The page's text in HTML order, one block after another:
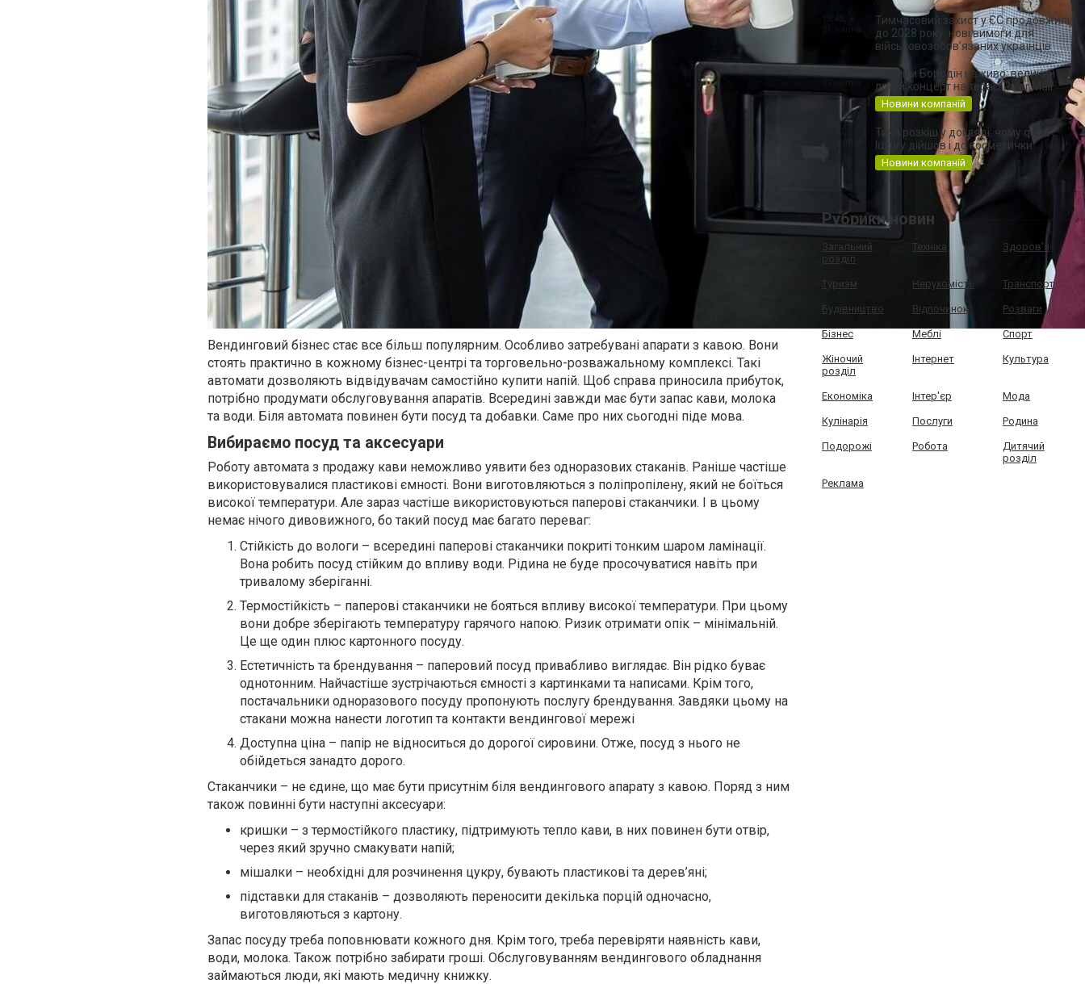
Вендинговий бізнес стає все більш популярним. Особливо затребувані апарати з кавою. Вони
стоять практично в кожному бізнес-центрі та торговельно-розважальному комплексі. Такі
автомати дозволяють відвідувачам самостійно купити напій. Щоб справа приносила прибуток,
потрібно продумати обслуговування апаратів. Всередині завжди має бути запас кави, молока
та води. Біля автомата повинен бути посуд та добавки. Саме про них сьогодні піде мова.
Вибираємо посуд та аксесуари
Роботу автомата з продажу кави неможливо уявити без одноразових стаканів. Раніше частіше
використовувалися пластикові ємності. Вони виготовляються з поліпропілену, який не боїться
високої температури. Але зараз частіше використовуються паперові стаканчики. І в цьому
немає нічого дивовижного, бо такий посуд має багато переваг:
Стійкість до вологи – всередині паперові стаканчики покриті тонким шаром ламінації.
Вона робить посуд стійким до впливу води. Рідина не буде просочуватися навіть при
тривалому зберіганні.
Термостійкість – паперові стаканчики не бояться впливу високої температури. При цьому
вони добре зберігають температуру гарячого напою. Ризик отримати опік – мінімальній.
Це ще один плюс картонного посуду.
Естетичність та брендування – паперовий посуд привабливо виглядає. Він рідко буває
однотонним. Найчастіше зустрічаються ємності з картинками та написами. Крім того,
постачальники одноразового посуду пропонують послугу брендування. Завдяки цьому на
стакани можна нанести логотип та контакти вендингової мережі
Доступна ціна – папір не відноситься до дорогої сировини. Отже, посуд з нього не
обійдеться занадто дорого.
Стаканчики – не єдине, що має бути присутнім біля вендингового апарату з кавою. Поряд з ним
також повинні бути наступні аксесуари:
кришки – з термостійкого пластику, підтримують тепло кави, в них повинен бути отвір,
через який зручно смакувати напій;
мішалки – необхідні для розчинення цукру, бувають пластикові та дерев’яні;
підставки для стаканів – дозволяють переносити декілька порцій одночасно,
виготовляються з картону.
Запас посуду треба поповнювати кожного дня. Крім того, треба перевіряти наявність кави,
води, молока. Також потрібно забирати гроші. Обслуговуванням вендингового обладнання
займаються люди, які мають медичну книжку.
Тимчасовий захист у ЄС продовжили
до 2028 року: нові вимоги для
військовозобов’язаних українців
Максим Бородін наживо: великий
літній концерт на терасі River Mall
Новини компаній
Тиха розкіш у догляді: чому quiet
luxury дійшов і до косметички
Новини компаній
Рубрики новин
Загальний
розділ
Техніка Здоров'я
Туризм Нерухомість Транспорт
Будівництво Відпочинок Розваги
Бізнес Меблі Спорт
Жіночий
розділ
Інтернет Культура
Економіка Інтер'єр Мода
Кулінарія Послуги Родина
Подорожі Робота
Дитячий
розділ
Реклама